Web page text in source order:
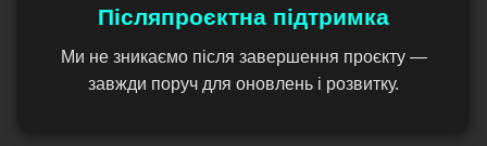
Післяпроєктна підтримка
Ми не зникаємо після завершення проєкту —
завжди поруч для оновлень і розвитку.